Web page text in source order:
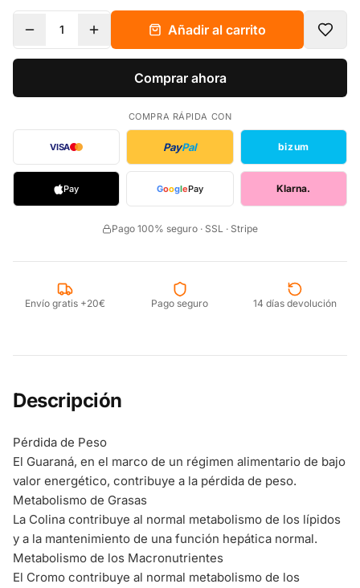
1 Añadir al carrito
Comprar ahora
COMPRA RÁPIDA CON
VISA PayPal bizum
Pay GooglePay Klarna.
Pago 100% seguro · SSL · Stripe
Envío gratis +20€ Pago seguro 14 días devolución
Descripción
Pérdida de Peso
El Guaraná, en el marco de un régimen alimentario de bajo
valor energético, contribuye a la pérdida de peso.
Metabolismo de Grasas
La Colina contribuye al normal metabolismo de los lípidos
y a la mantenimiento de una función hepática normal.
Metabolismo de los Macronutrientes
El Cromo contribuye al normal metabolismo de los